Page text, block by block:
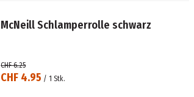
McNeill Schlamperrolle schwarz
CHF 4.95 / 1 Stk.
CHF 6.25